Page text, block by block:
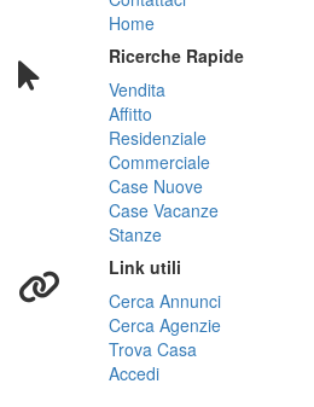
Home
Ricerche Rapide
Vendita
Affitto
Residenziale
Commerciale
Case Nuove
Case Vacanze
Stanze
Link utili
Cerca Annunci
Cerca Agenzie
Trova Casa
Accedi